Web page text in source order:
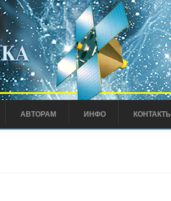
АВТОРАМ ИНФО КОНТАКТЫ